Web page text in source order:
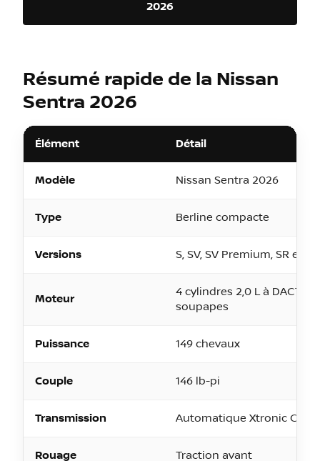
2026
Résumé rapide de la Nissan
Sentra 2026
Élément Détail
Modèle Nissan Sentra 2026
Type Berline compacte
Versions S, SV, SV Premium, SR et
Moteur
4 cylindres 2,0 L à DACT de
soupapes
Puissance 149 chevaux
Couple 146 lb-pi
Transmission Automatique Xtronic CVT
Rouage Traction avant